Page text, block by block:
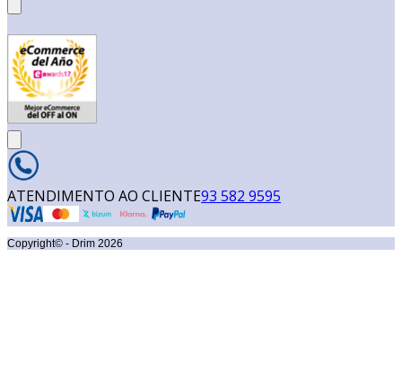
ATENDIMENTO AO CLIENTE93 582 9595
Copyright© - Drim 2026